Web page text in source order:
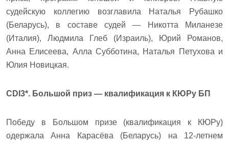
судейскую коллегию возглавила Наталья Рубашко
(Беларусь), в составе судей — Никотта Миланезе
(Италия), Людмила Глеб (Израиль), Юрий Романов,
Анна Елисеева, Алла Субботина, Наталья Петухова и
Юлия Новицкая.
CDI3*. Большой приз — квалификация к КЮРу БП
Победу в Большом призе (квалификация к КЮРу)
одержала Анна Карасёва (Беларусь) на 12-летнем